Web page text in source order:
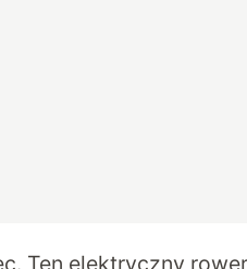
Ten elektryczny